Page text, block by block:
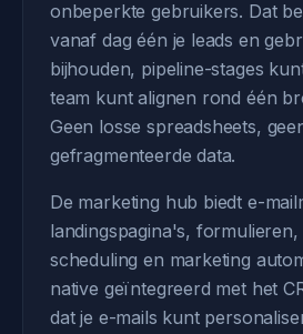
onbeperkte gebruikers. Dat
vanaf dag één je leads en
bijhouden, pipeline-stages
team kunt alignen rond één
Geen losse spreadsheets,
gefragmenteerde data.
De marketing hub biedt e-
landingspagina's, formulieren,
scheduling en marketing
native geïntegreerd met het
dat je e-mails kunt